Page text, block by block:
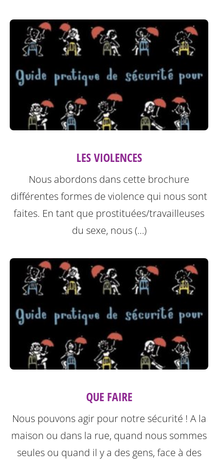
LES VIOLENCES
Nous abordons dans cette brochure
différentes formes de violence qui nous sont
faites. En tant que prostituées/travailleuses
du sexe, nous (…)
QUE FAIRE
Nous pouvons agir pour notre sécurité ! A la
maison ou dans la rue, quand nous sommes
seules ou quand il y a des gens, face à des